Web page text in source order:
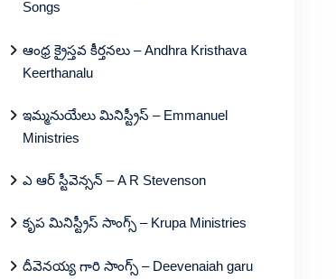
Songs
ఆంధ్ర క్రైస్తవ కీర్తనలు – Andhra Kristhava
Keerthanalu
ఇమ్మనుయేలు మినిస్ట్రీస్ – Emmanuel
Ministries
ఎ ఆర్ స్టీవెన్సన్ – A R Stevenson
కృప మినిస్ట్రీస్ సాంగ్స్ – Krupa Ministries
దీవెనయ్య గారి సాంగ్స్ – Deevenaiah garu